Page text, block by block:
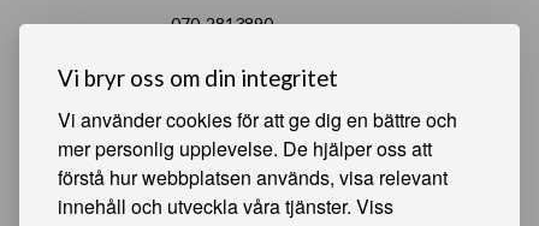
Vi bryr oss om din integritet
Vi använder cookies för att ge dig en bättre och
mer personlig upplevelse. De hjälper oss att
förstå hur webbplatsen används, visa relevant
innehåll och utveckla våra tjänster. Viss
070-2813890
Norrgårdsgatan 9a, 686 35 Sunne
Bjälverud 540, 68693 Sunne
HJÄLPSAMMA SIDOR